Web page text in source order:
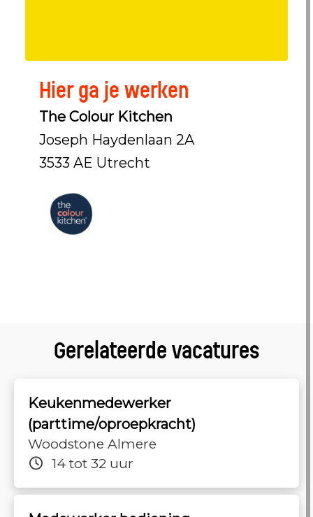
Hier ga je werken
The Colour Kitchen
Joseph Haydenlaan 2A
3533 AE Utrecht
Gerelateerde vacatures
Keukenmedewerker
(parttime/oproepkracht)
Woodstone Almere
14 tot 32 uur